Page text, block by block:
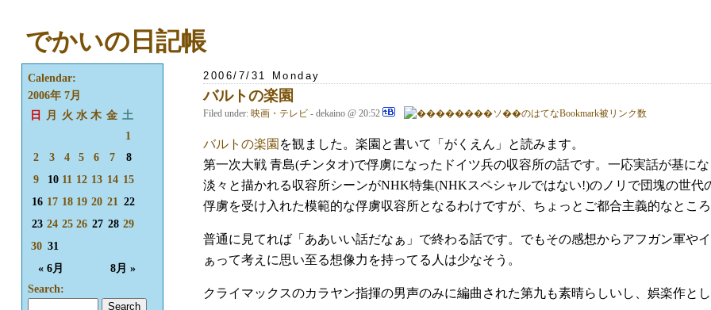
でかいの日記帳
2006/7/31 Monday
バルトの楽園
Filed under: 映画・テレビ - dekaino @ 20:52
バルトの楽園 を観ました。楽園と書いて「がくえん」と読みます。
第一次大戦 青島(チンタオ)で俘虜になったドイツ兵の収容所の話です。一応実話が基にな
淡々と描かれる収容所シーンがNHK特集(NHKスペシャルではない!)のノリで団塊の世
俘虜を受け入れた模範的な俘虜収容所となるわけですが、ちょっとご都合主義的なとこ
普通に見てれば「ああいい話だなぁ」で終わる話です。でもその感想からアフガン軍や
ぁって考えに思い至る想像力を持ってる人は少なそう。
クライマックスのカラヤン指揮の男声のみに編曲された第九も素晴らしいし、娯楽作とし
Calendar:
2006年 7月
日
月 火 水 木 金 土
« 6月 8月 »
1
2
3 4 5 6 7
8
9
10 11 12 13 14 15
16 17 18 19 20 21
22
23 24 25 26 27 28 29
30 31
Search: